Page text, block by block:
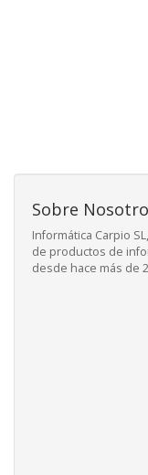
Sobre
Informática Carpio
de productos de
desde hace más de